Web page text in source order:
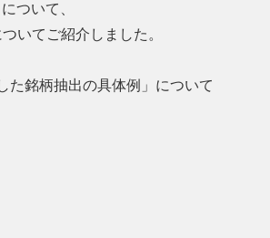
ついて、
いてご紹介しました。
た銘柄抽出の具体例」について